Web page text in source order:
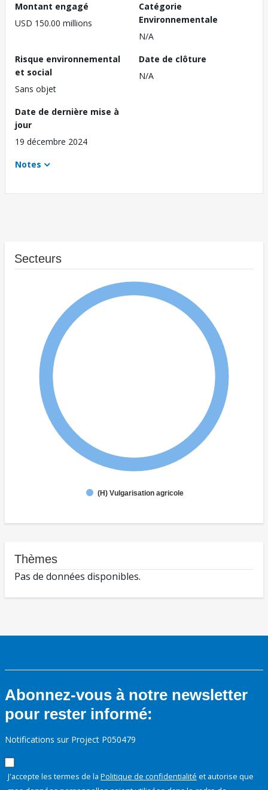
Montant engagé
USD 150.00 millions
Catégorie
Environnementale
N/A
Risque environnemental
et social
Sans objet
Date de clôture
N/A
Date de dernière mise à
jour
19 décembre 2024
Notes
Secteurs
(H) Vulgarisation agricole
Thèmes
Pas de données disponibles.
Abonnez-vous à notre newsletter
pour rester informé:
Notifications sur Project P050479
J'accepte les termes de la Politique de confidentialité et autorise que